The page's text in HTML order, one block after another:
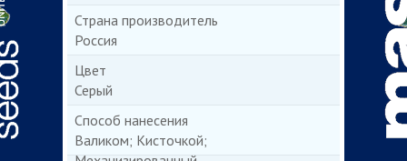
Страна производитель
Россия
Цвет
Серый
Способ нанесения
Валиком; Кисточкой;